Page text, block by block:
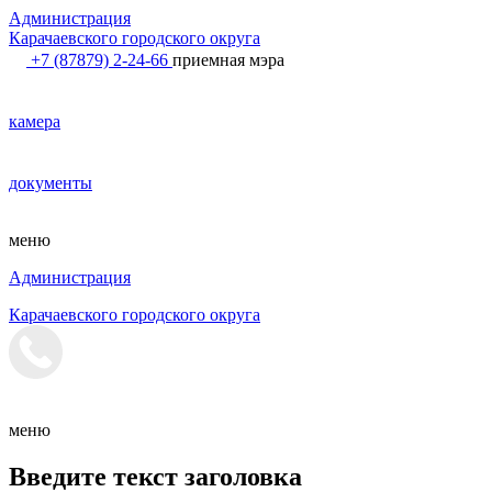
Администрация
Карачаевского городского округа
+7 (87879) 2-24-66 приемная мэра
камера
документы
меню
Администрация
Карачаевского городского округа
меню
Введите текст заголовка